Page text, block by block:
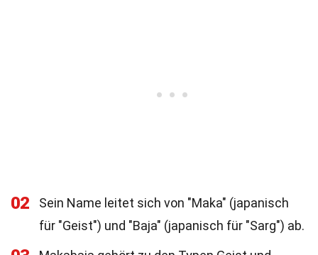
02
Sein Name leitet sich von "Maka" (japanisch
für "Geist") und "Baja" (japanisch für "Sarg") ab.